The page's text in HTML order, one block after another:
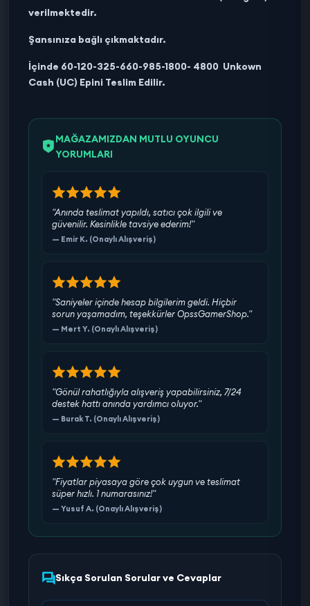
verilmektedir.
Şansınıza bağlı çıkmaktadır.
İçinde 60-120-325-660-985-1800- 4800 Unkown
Cash (UC) Epini Teslim Edilir.
MAĞAZAMIZDAN MUTLU OYUNCU
YORUMLARI
"Anında teslimat yapıldı, satıcı çok ilgili ve
güvenilir. Kesinlikle tavsiye ederim!"
— Emir K. (Onaylı Alışveriş)
"Saniyeler içinde hesap bilgilerim geldi. Hiçbir
sorun yaşamadım, teşekkürler OpssGamerShop."
— Mert Y. (Onaylı Alışveriş)
"Gönül rahatlığıyla alışveriş yapabilirsiniz, 7/24
destek hattı anında yardımcı oluyor."
— Burak T. (Onaylı Alışveriş)
"Fiyatlar piyasaya göre çok uygun ve teslimat
süper hızlı. 1 numarasınız!"
— Yusuf A. (Onaylı Alışveriş)
Sıkça Sorulan Sorular ve Cevaplar